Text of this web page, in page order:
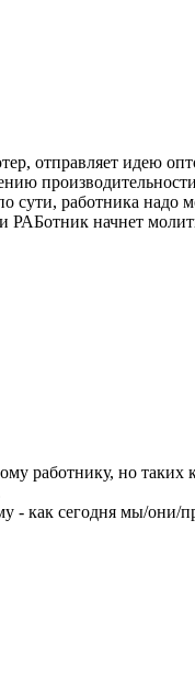
отправляет идею
сути, работника надо
РАБотник начнет
работнику, но таких
- как сегодня мы/они/